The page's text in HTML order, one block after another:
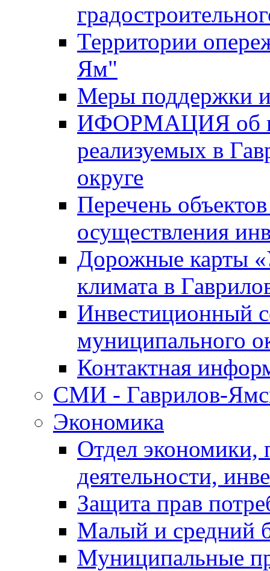
Территории
Ям"
Меры поддержки
ИФОРМАЦИЯ об
реализуемых в
округе
Перечень
осуществления
Дорожные карты
климата в
Инвестиционный
муниципального
Контактная
СМИ - Гаврилов-
Экономика
Отдел экономики,
деятельности,
Защита прав
Малый и средний
Муниципальные